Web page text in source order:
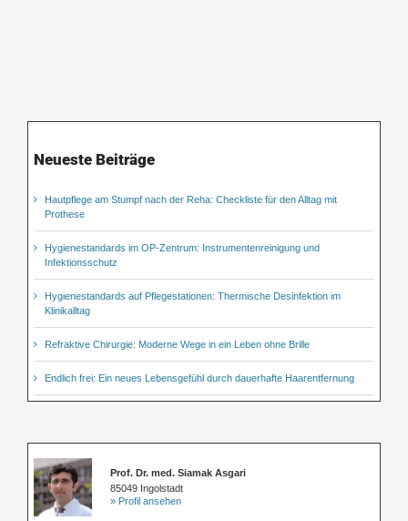
Neueste Beiträge
Hautpflege am Stumpf nach der Reha: Checkliste für den Alltag mit
Prothese
Hygienestandards im OP-Zentrum: Instrumentenreinigung und
Infektionsschutz
Hygienestandards auf Pflegestationen: Thermische Desinfektion im
Klinikalltag
Refraktive Chirurgie: Moderne Wege in ein Leben ohne Brille
Endlich frei: Ein neues Lebensgefühl durch dauerhafte Haarentfernung
Prof. Dr. med. Siamak Asgari
85049 Ingolstadt
» Profil ansehen